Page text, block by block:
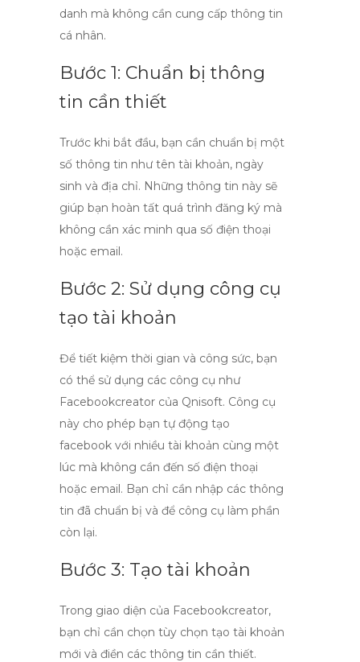
danh mà không cần cung cấp thông tin
cá nhân.
Bước 1: Chuẩn bị thông
tin cần thiết
Trước khi bắt đầu, bạn cần chuẩn bị một
số thông tin như tên tài khoản, ngày
sinh và địa chỉ. Những thông tin này sẽ
giúp bạn hoàn tất quá trình đăng ký mà
không cần xác minh qua số điện thoại
hoặc email.
Bước 2: Sử dụng công cụ
tạo tài khoản
Để tiết kiệm thời gian và công sức, bạn
có thể sử dụng các công cụ như
Facebookcreator của Qnisoft. Công cụ
này cho phép bạn tự động tạo
facebook với nhiều tài khoản cùng một
lúc mà không cần đến số điện thoại
hoặc email. Bạn chỉ cần nhập các thông
tin đã chuẩn bị và để công cụ làm phần
còn lại.
Bước 3: Tạo tài khoản
Trong giao diện của Facebookcreator,
bạn chỉ cần chọn tùy chọn tạo tài khoản
mới và điền các thông tin cần thiết.